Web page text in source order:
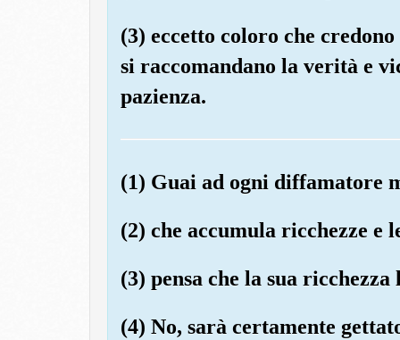
(3) eccetto coloro che
si raccomandano la verità e
pazienza.
(1) Guai ad ogni diffamatore
(2) che accumula ricchezze e
(3) pensa che la sua
(4) No, sarà certamente